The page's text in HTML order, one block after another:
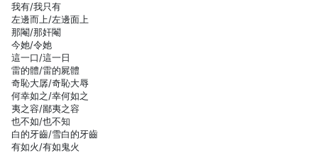
我有/我只有
左邊而上/左邊面上
那閹/那奸閹
今她/令她
這一口/這一日
雷的體/雷的屍體
奇恥大孱/奇恥大辱
何幸如之/幸何如之
夷之容/鄙夷之容
也不如/也不知
白的牙齒/雪白的牙齒
有如火/有如鬼火